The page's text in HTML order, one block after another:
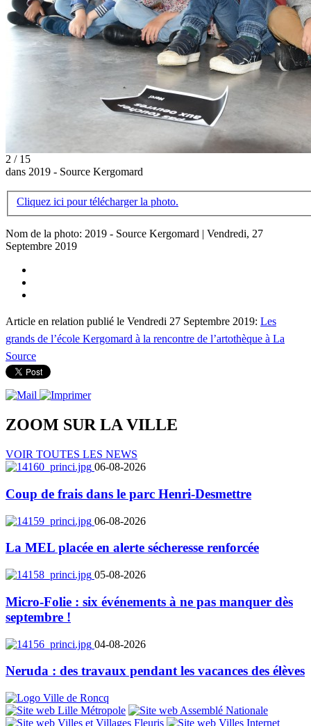
2 / 15
dans 2019 - Source Kergomard
Cliquez ici pour télécharger la photo.
Nom de la photo: 2019 - Source Kergomard | Vendredi, 27
Septembre 2019
Article en relation publié le Vendredi 27 Septembre 2019: Les
grands de l’école Kergomard à la rencontre de l’artothèque à La
Source
ZOOM SUR LAVILLE
VOIR TOUTES LES NEWS
06-08-2026
Coup de frais dans le parc Henri-Desmettre
06-08-2026
La MEL placée en alerte sécheresse renforcée
05-08-2026
Micro-Folie : six événements à ne pas manquer dès
septembre !
04-08-2026
Neruda : des travaux pendant les vacances des élèves